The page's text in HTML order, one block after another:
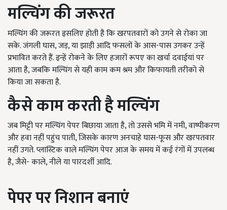
मल्चिंग की जरूरत
मल्चिंग की जरूरत इसलिए होती है कि खरपतवारों को उगने से रोका जा
सके. जंगली घास, जड़, या झाड़ी आदि फसलों के आस-पास उगकर उन्हें
प्रभावित करते हैं. इन्हें रोकने के लिए हजारों रूपए का खर्चा दवाईयां पर
आता है, जबकि मल्चिंग से यही काम कम श्रम और किफायती तरीको से
किया जा सकता है.
कैसे काम करती है मल्चिंग
जब मिट्टी पर मल्चिंग पेपर बिछाया जाता है, तो उससे भमि में नमी, वाष्पीकरण
और हवा नहीं पहुंच पाती, जिसके कारण अनचाहे घास-फूस और खरपतवार
नहीं उगते. प्लास्टिक वाले मल्चिंग पेपर आज के समय में कई रंगों में उपलब्ध
है, जैसे- काले, नीले या पारदर्शी आदि.
पेपर पर निशान बनाएं